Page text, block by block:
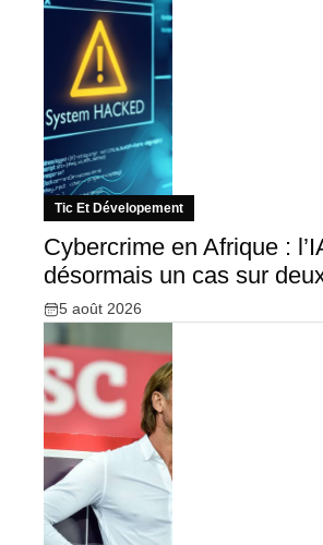
Tic Et Dévelopement
Cybercrime en Afrique :
désormais un cas sur
5 août 2026